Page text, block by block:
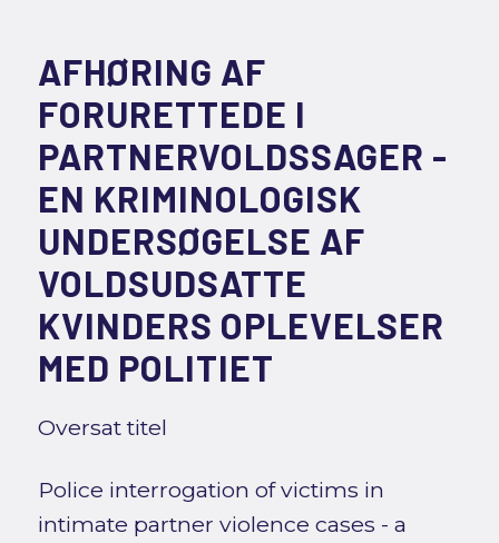
AFHØRING AF
FORURETTEDE I
PARTNERVOLDSSAGER -
EN KRIMINOLOGISK
UNDERSØGELSE AF
VOLDSUDSATTE
KVINDERS OPLEVELSER
MED POLITIET
Oversat titel
Police interrogation of victims in
intimate partner violence cases - a